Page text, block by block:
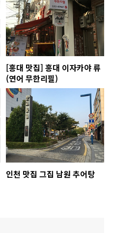
[홍대 맛집] 홍대 이자카야 류
(연어 무한리필)
인천 맛집 그집 남원 추어탕